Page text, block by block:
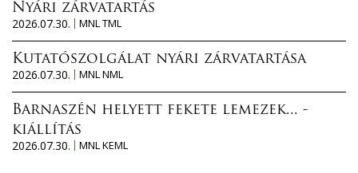
Nyári zárvatartás
2026.07.30.
MNL TML
Kutatószolgálat nyári zárvatartása
2026.07.30.
MNL NML
Barnaszén helyett fekete lemezek... -
kiállítás
2026.07.30.
MNL KEML